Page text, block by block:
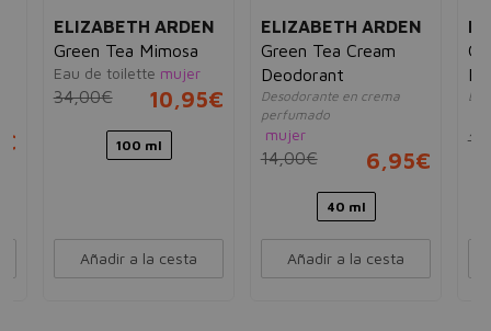
ELIZABETH ARDEN
Green Tea Mimosa
Eau de toilette mujer
34,00€ 10,95€
100 ml
Añadir a la cesta
ELIZABETH ARDEN
Green Tea Cream
Deodorant
Desodorante en crema
perfumado
mujer
14,00€ 6,95€
40 ml
Añadir a la cesta